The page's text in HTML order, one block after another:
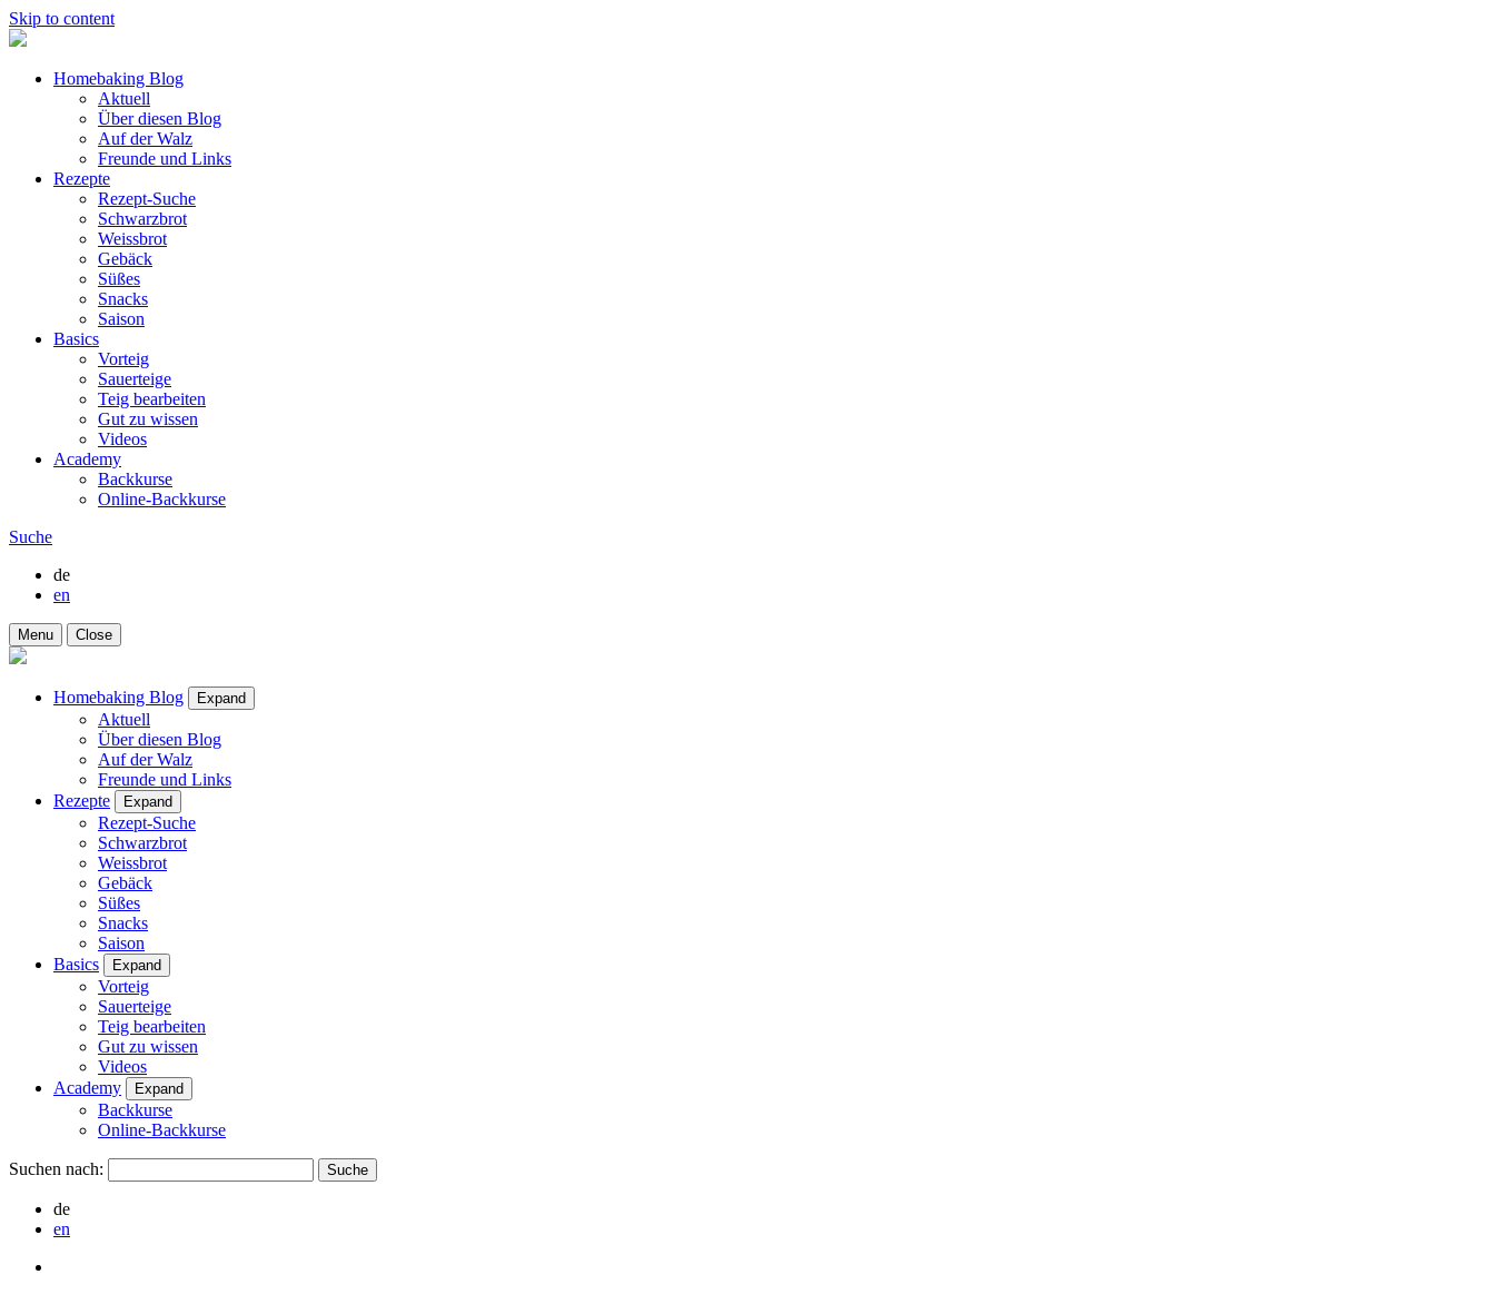
Skip to content
Homebaking Blog
Aktuell
Über diesen Blog
Auf der Walz
Freunde und Links
Rezepte
Rezept-Suche
Schwarzbrot
Weissbrot
Gebäck
Süßes
Snacks
Saison
Basics
Vorteig
Sauerteige
Teig bearbeiten
Gut zu wissen
Videos
Academy
Backkurse
Online-Backkurse
Suche
de
en
Menu Close
Homebaking Blog Expand
Aktuell
Über diesen Blog
Auf der Walz
Freunde und Links
Rezepte
Expand
Rezept-Suche
Schwarzbrot
Weissbrot
Gebäck
Süßes
Snacks
Saison
Basics
Expand
Vorteig
Sauerteige
Teig bearbeiten
Gut zu wissen
Videos
Academy
Expand
Backkurse
Online-Backkurse
Suchen nach:
de
en